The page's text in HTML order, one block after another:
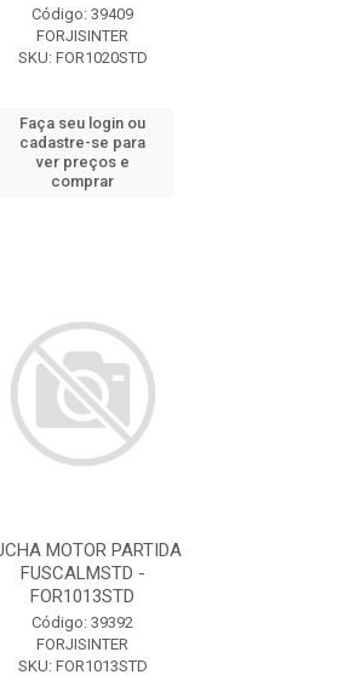
Código: 39409
FORJISINTER
SKU: FOR1020STD
Faça seu login ou
cadastre-se para
ver preços e
comprar
MOTOR PARTIDA
FUSCALMSTD -
FOR1013STD
Código: 39392
FORJISINTER
SKU: FOR1013STD